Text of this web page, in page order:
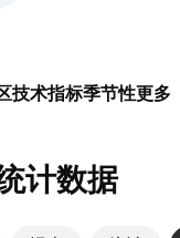
技术指标季节性更多
计数据